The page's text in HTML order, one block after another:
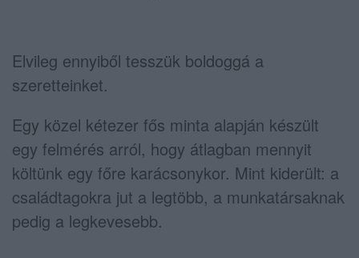
Elvileg ennyiből tesszük boldoggá a
szeretteinket.
Egy közel kétezer fős minta alapján készült
egy felmérés arról, hogy átlagban mennyit
költünk egy főre karácsonykor. Mint kiderült: a
családtagokra jut a legtöbb, a munkatársaknak
pedig a legkevesebb.